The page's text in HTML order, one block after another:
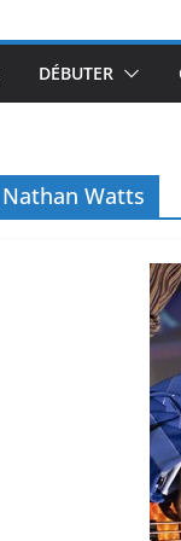
DÉBUTER
Nathan Watts